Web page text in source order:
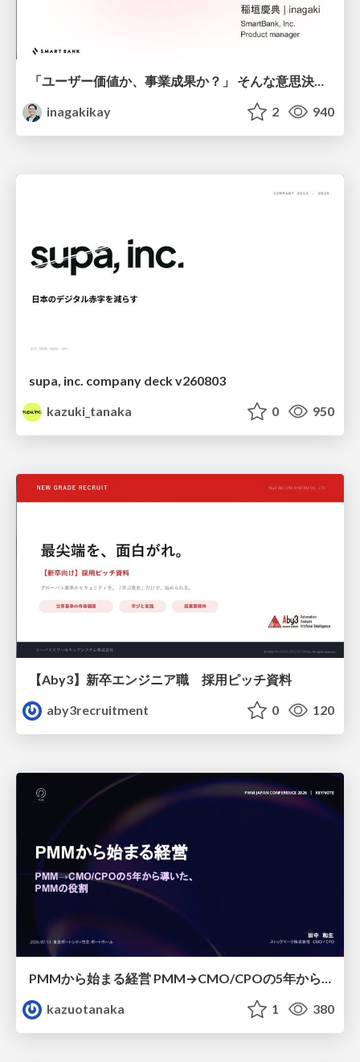
「ユーザー価値か、事業成果か？」 そんな意思決定で悩む前に PMがやるべきこと
inagakikay
2 940
supa, inc. company deck v260803
kazuki_tanaka
0 950
【Aby3】新卒エンジニア職 採用ピッチ資料
aby3recruitment
0 120
PMMから始まる経営 PMM→CMO/CPOの5年から導いた、 PMMの役割
kazuotanaka
1 380